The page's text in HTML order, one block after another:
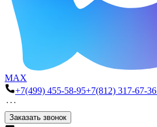
MAX
+7(499) 455-58-95+7(812) 317-67-36
Заказать звонок